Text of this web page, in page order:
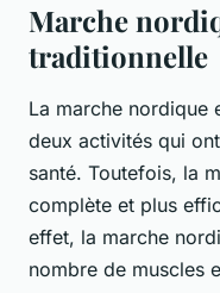
Marche
traditionnelle
La marche nordique
deux activités qui
santé. Toutefois, la
complète et plus
effet, la marche
nombre de muscles